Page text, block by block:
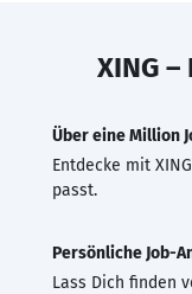
XING
Über eine Million
Entdecke mit
passt.
Persönliche Job-
Lass Dich finden